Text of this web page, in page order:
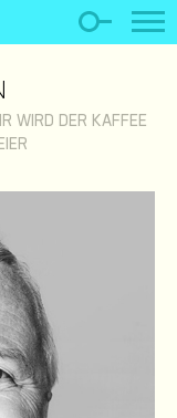
WIRD DER KAFFEE